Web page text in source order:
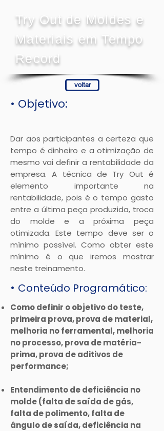
Try Out de Moldes e
Materiais em Tempo
Record
voltar
• Objetivo:
Dar aos participantes a certeza que
tempo é dinheiro e a otimização de
mesmo vai definir a rentabilidade da
empresa. A técnica de Try Out é
elemento importante na
rentabilidade, pois é o tempo gasto
entre a última peça produzida, troca
do molde e a próxima peça
otimizada. Este tempo deve ser o
mínimo possível. Como obter este
mínimo é o que iremos mostrar
neste treinamento.
• Conteúdo Programático:
Como definir o objetivo do teste,
primeira prova, prova de material,
melhoria no ferramental, melhoria
no processo, prova de matéria-
prima, prova de aditivos de
performance;
Entendimento de deficiência no
molde (falta de saída de gás,
falta de polimento, falta de
ângulo de saída, deficiência na